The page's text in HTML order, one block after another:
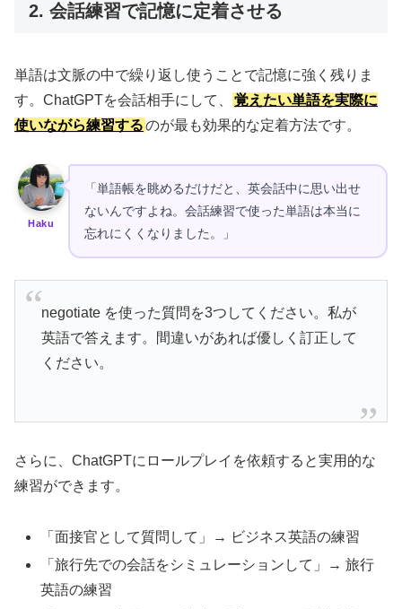
2. 会話練習で記憶に定着させる
単語は文脈の中で繰り返し使うことで記憶に強く残りま
す。ChatGPTを会話相手にして、
覚えたい単語を実際に
使いながら練習するのが最も効果的な定着方法です。
Haku
「単語帳を眺めるだけだと、英会話中に思い出せ
ないんですよね。会話練習で使った単語は本当に
忘れにくくなりました。」
negotiate を使った質問を3つしてください。私が
英語で答えます。間違いがあれば優しく訂正して
ください。
さらに、ChatGPTにロールプレイを依頼すると実用的な
練習ができます。
「面接官として質問して」→ ビジネス英語の練習
「旅行先での会話をシミュレーションして」→ 旅行
英語の練習